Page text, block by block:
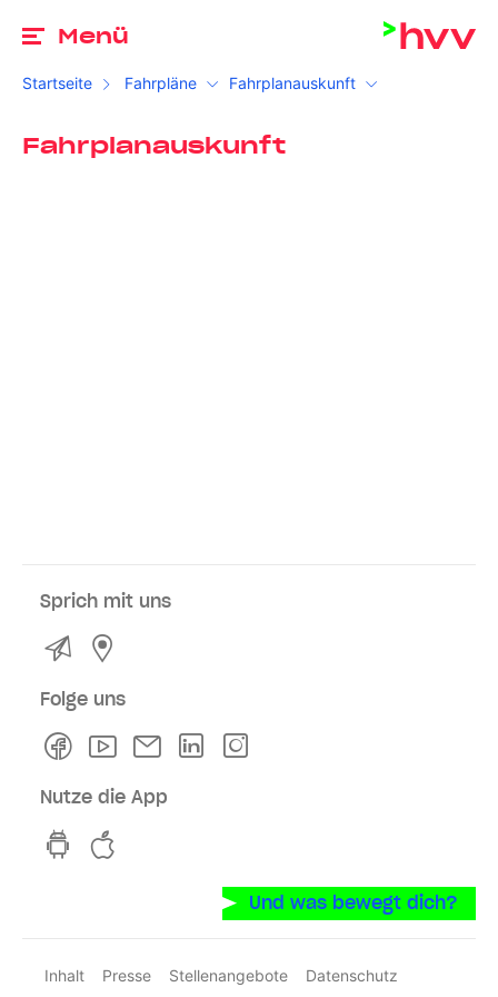
Menü
Startseite Fahrpläne Fahrplanauskunft
Fahrplanauskunft
Sprich mit uns
Kontakt
Folge uns
FacebookYoutubeNewsletterLinkedln
Nutze die App
hvv switch App auf GooglePlay
Und was bewegt dich?
Inhalt Presse Stellenangebote
Datenschutz